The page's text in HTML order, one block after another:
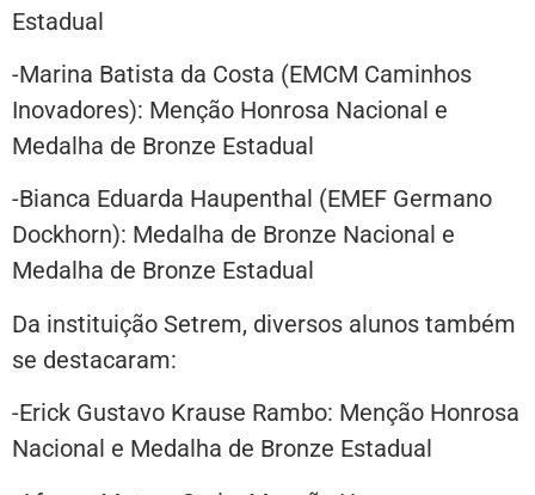
Estadual
-Marina Batista da Costa (EMCM Caminhos
Inovadores): Menção Honrosa Nacional e
Medalha de Bronze Estadual
-Bianca Eduarda Haupenthal (EMEF Germano
Dockhorn): Medalha de Bronze Nacional e
Medalha de Bronze Estadual
Da instituição Setrem, diversos alunos também
se destacaram:
-Erick Gustavo Krause Rambo: Menção Honrosa
Nacional e Medalha de Bronze Estadual